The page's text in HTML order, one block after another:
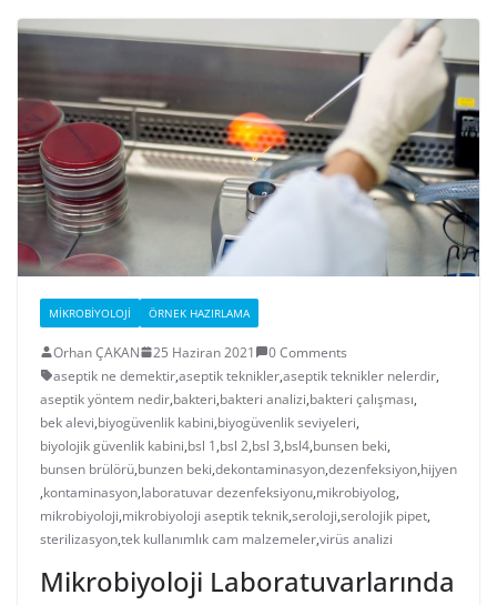
MIKROBIYOLOJI ÖRNEK HAZIRLAMA
Orhan ÇAKAN 25 Haziran 2021
0 Comments
aseptik ne demektir,aseptik teknikler,aseptik teknikler nelerdir,
aseptik yöntem nedir,bakteri,bakteri analizi,bakteri çalışması,
bek alevi,biyogüvenlik kabini,biyogüvenlik seviyeleri,
biyolojik güvenlik kabini,bsl 1,bsl 2,bsl 3,bsl4,bunsen beki,
bunsen brülörü,bunzen beki,dekontaminasyon,dezenfeksiyon,hijyen
,kontaminasyon,laboratuvar dezenfeksiyonu,mikrobiyolog,
mikrobiyoloji,mikrobiyoloji aseptik teknik,seroloji,serolojik pipet,
sterilizasyon,tek kullanımlık cam malzemeler,virüs analizi
Mikrobiyoloji Laboratuvarlarında